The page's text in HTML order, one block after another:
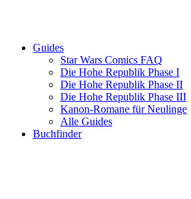
Guides
Star Wars Comics FAQ
Die Hohe Republik Phase I
Die Hohe Republik Phase II
Die Hohe Republik Phase III
Kanon-Romane für Neulinge
Alle Guides
Buchfinder